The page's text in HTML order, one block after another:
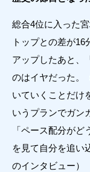
総合4位に入った
トップとの差が
アップしたあと、
のはイヤだった。
いていくことだけ
いうプランでガン
「ペース配分が
を見て自分を追い
のインタビュー）